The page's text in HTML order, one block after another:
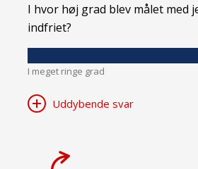
I hvor høj grad blev målet med
indfriet?
I meget ringe grad
Uddybende svar